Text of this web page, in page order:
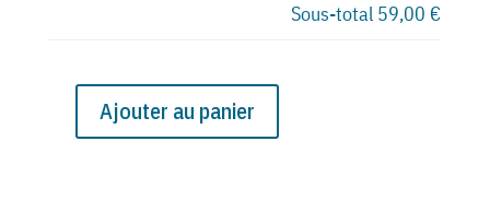
Sous-total 59,00 €
quantitéAjouter au panier